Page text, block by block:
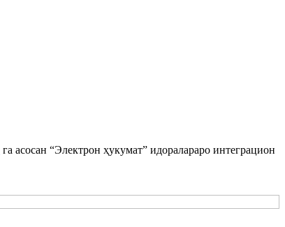
га асосан “Электрон ҳукумат” идоралараро интеграцион